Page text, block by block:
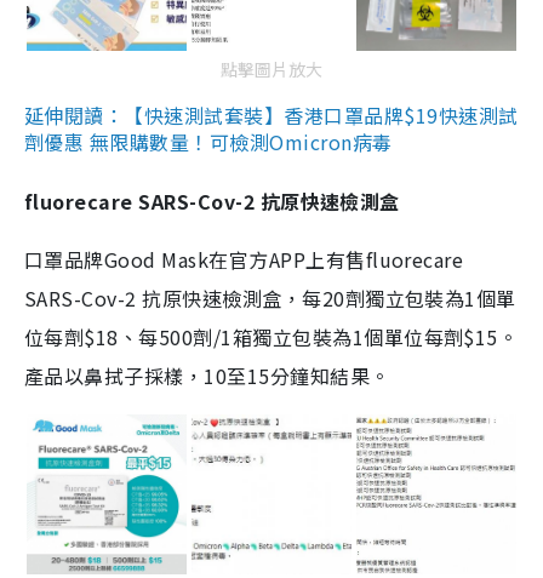
點擊圖片放大
延伸閱讀：【快速測試套裝】香港口罩品牌$19快速測試
劑優惠 無限購數量！可檢測Omicron病毒
fluorecare SARS-Cov-2 抗原快速檢測盒
口罩品牌Good Mask在官方APP上有售fluorecare
SARS-Cov-2 抗原快速檢測盒，每20劑獨立包裝為1個單
位每劑$18、每500劑/1箱獨立包裝為1個單位每劑$15。
產品以鼻拭子採樣，10至15分鐘知結果。